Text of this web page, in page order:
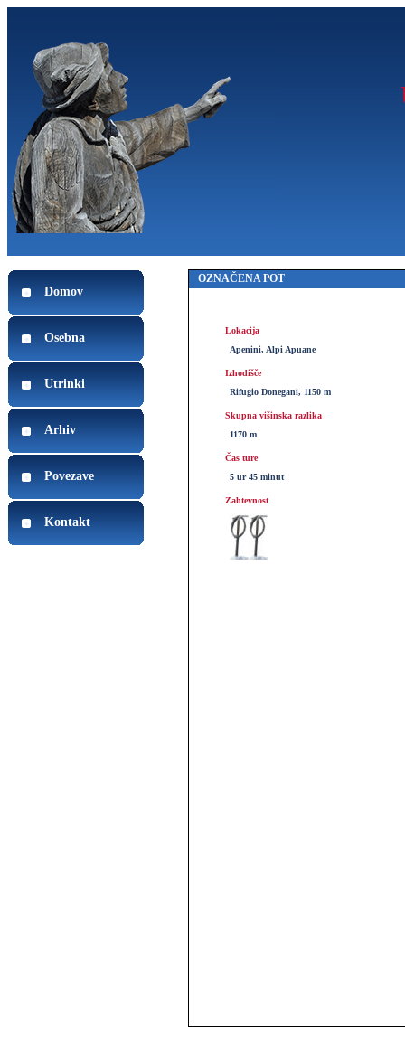
Domov
Osebna
Utrinki
Arhiv
Povezave
Kontakt
OZNAČENA POT
Lokacija
Apenini, Alpi Apuane
Izhodišče
Rifugio Donegani, 1150 m
Skupna višinska razlika
1170 m
Čas ture
5 ur 45 minut
Zahtevnost